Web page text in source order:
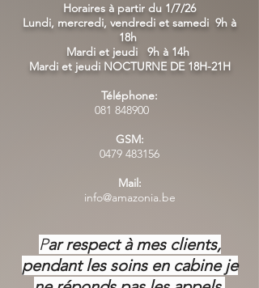
Horaires à partir du 1/7/26
Lundi, mercredi, vendredi et samedi 9h à
18h
Mardi et jeudi 9h à 14h
Mardi et jeudi NOCTURNE DE 18H-21H
Téléphone:
081 848900
GSM:
0479 483156
Mail:
info@amazonia.be
Par respect à mes clients,
pendant les soins en cabine je